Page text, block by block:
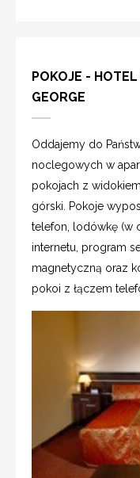
POKOJE -
GEORGE
Oddajemy do
noclegowych w
pokojach z
górski. Pokoje
telefon, lodówkę (w
internetu, program
magnetyczną oraz
pokoi z łączem